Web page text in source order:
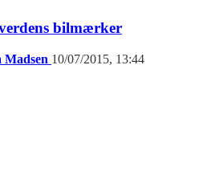
bilmærker
Madsen 10/07/2015, 13:44